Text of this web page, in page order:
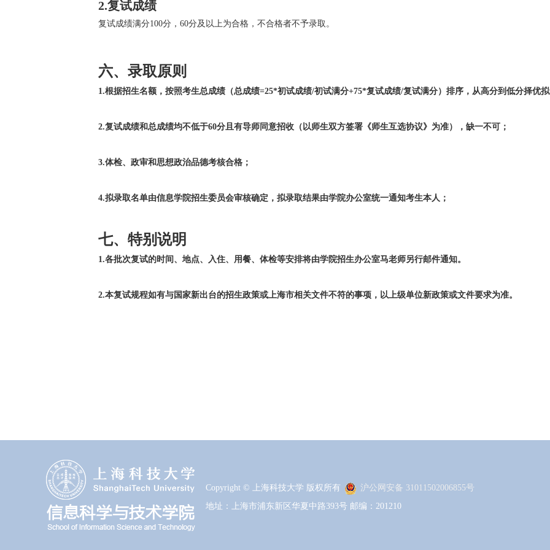
2.复试成绩
复试成绩满分100分，60分及以上为合格，不合格者不予录取。
六、 录取原则
1.根据招生名额，按照考生总成绩（总成绩=25*初试成绩/初试满分+75*复试成绩/复试满分）排序，从高分到低分择优
2.复试成绩和总成绩均不低于60分且有导师同意招收（以师生双方签署《师生互选协议》为准），缺一不可；
3.体检、政审和思想政治品德考核合格；
4.拟录取名单由信息学院招生委员会审核确定，拟录取结果由学院办公室统一通知考生本人；
七、 特别说明
1.各批次复试的时间、地点、入住、用餐、体检等安排将由学院招生办公室马老师另行邮件通知。
2.本复试规程如有与国家新出台的招生政策或上海市相关文件不符的事项，以上级单位新政策或文件要求为准。
Copyright © 上海科技大学 版权所有
沪公网安备 31011502006855号
地址：上海市浦东新区华夏中路393号 邮编：201210